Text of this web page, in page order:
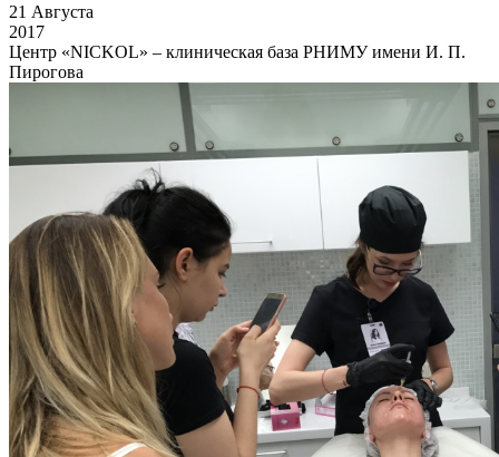
21 Августа
2017
Центр «NICKOL» – клиническая база РНИМУ имени И. П.
Пирогова